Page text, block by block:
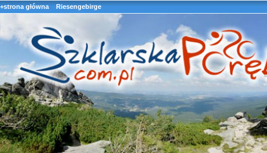
+strona główna Riesengebirge